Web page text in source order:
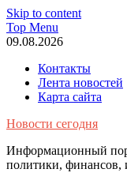
Skip to content
Top Menu
09.08.2026
Контакты
Лента новостей
Карта сайта
Новости сегодня
Информационный
политики, финансов,